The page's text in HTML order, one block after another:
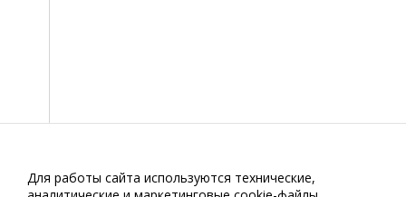
Для работы сайта используются технические,